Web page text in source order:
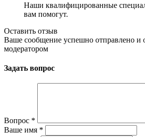
Наши квалифицированные
вам помогут.
Оставить отзыв
Ваше сообщение успешно отправлено и
модератором
Задать вопрос
Вопрос *
Ваше имя *